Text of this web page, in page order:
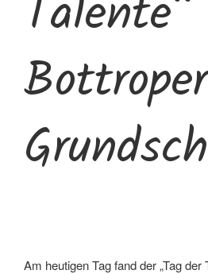
Bottroper
Am heutigen Tag fand der „Tag der